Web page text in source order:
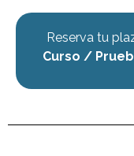
Reserva tu
Curso /